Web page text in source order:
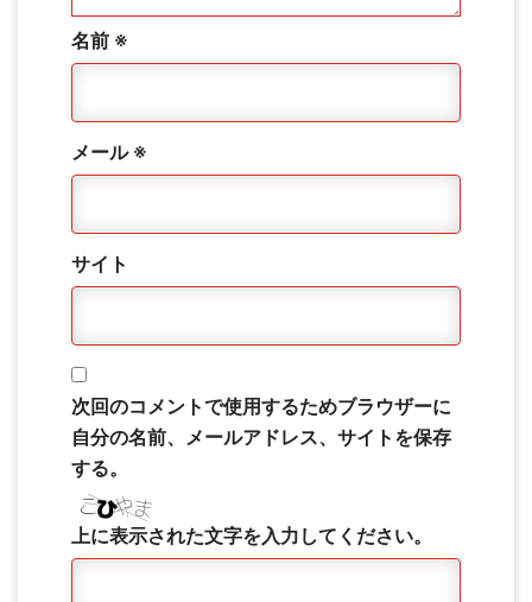
名前 ※
メール ※
サイト
次回のコメントで使用するためブラウザーに
自分の名前、メールアドレス、サイトを保存
する。
上に表示された文字を入力してください。